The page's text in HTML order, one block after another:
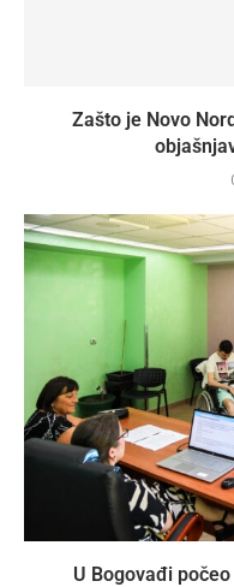
Zašto je Novo
U Bogovađi